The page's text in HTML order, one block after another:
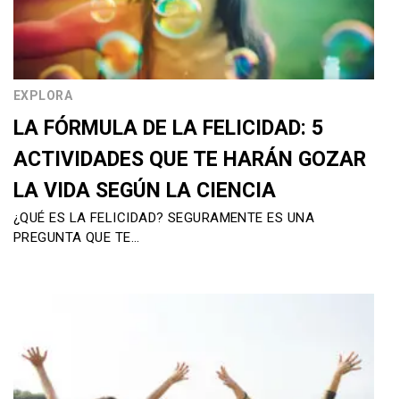
EXPLORA
LA FÓRMULA DE LA FELICIDAD: 5
ACTIVIDADES QUE TE HARÁN GOZAR
LA VIDA SEGÚN LA CIENCIA
¿QUÉ ES LA FELICIDAD? SEGURAMENTE ES UNA
PREGUNTA QUE TE…